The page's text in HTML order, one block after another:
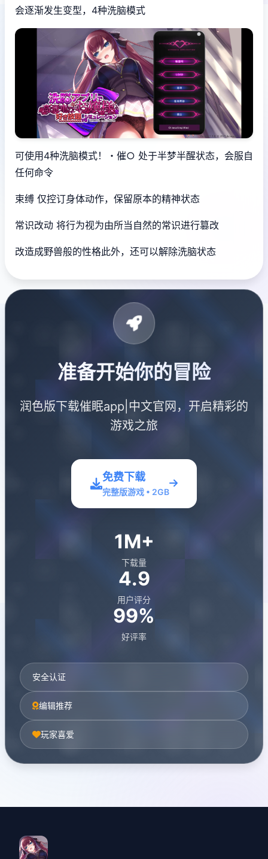
会逐渐发生变型，4种洗脑模式
可使用4种洗脑模式！・催○ 处于半梦半醒状态，会服自
任何命令
束缚 仅控订身体动作，保留原本的精神状态
常识改动 将行为视为由所当自然的常识进行篡改
改造成野兽般的性格此外，还可以解除洗脑状态
准备开始你的冒险
润色版下载催眠app|中文官网，开启精彩的
游戏之旅
免费下载
完整版游戏 • 2GB
1M+
下载量
4.9
用户评分
99%
好评率
安全认证
编辑推荐
玩家喜爱